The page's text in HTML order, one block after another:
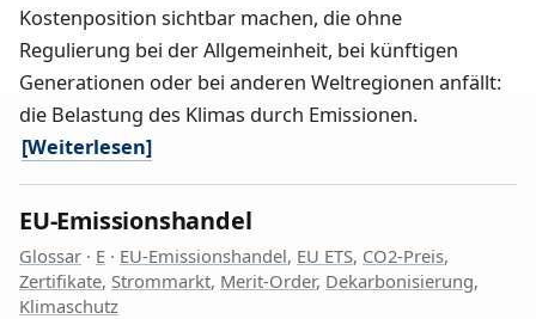
Kostenposition sichtbar machen, die ohne
Regulierung bei der Allgemeinheit, bei künftigen
Generationen oder bei anderen Weltregionen anfällt:
die Belastung des Klimas durch Emissionen.
[Weiterlesen]
EU-Emissionshandel
Glossar · E · EU-Emissionshandel, EU ETS, CO2-Preis,
Zertifikate, Strommarkt, Merit-Order, Dekarbonisierung,
Klimaschutz